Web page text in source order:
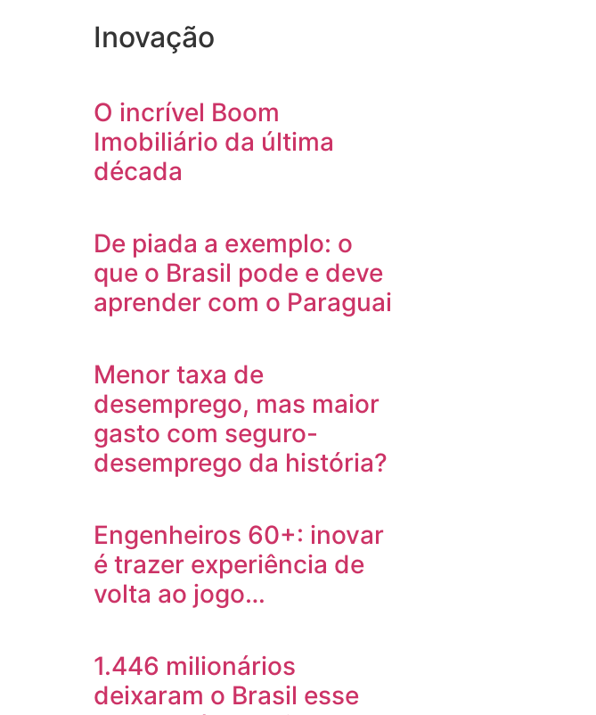
Inovação
O incrível Boom
Imobiliário da última
década
De piada a exemplo: o
que o Brasil pode e deve
aprender com o Paraguai
Menor taxa de
desemprego, mas maior
gasto com seguro-
desemprego da história?
Engenheiros 60+: inovar
é trazer experiência de
volta ao jogo…
1.446 milionários
deixaram o Brasil esse